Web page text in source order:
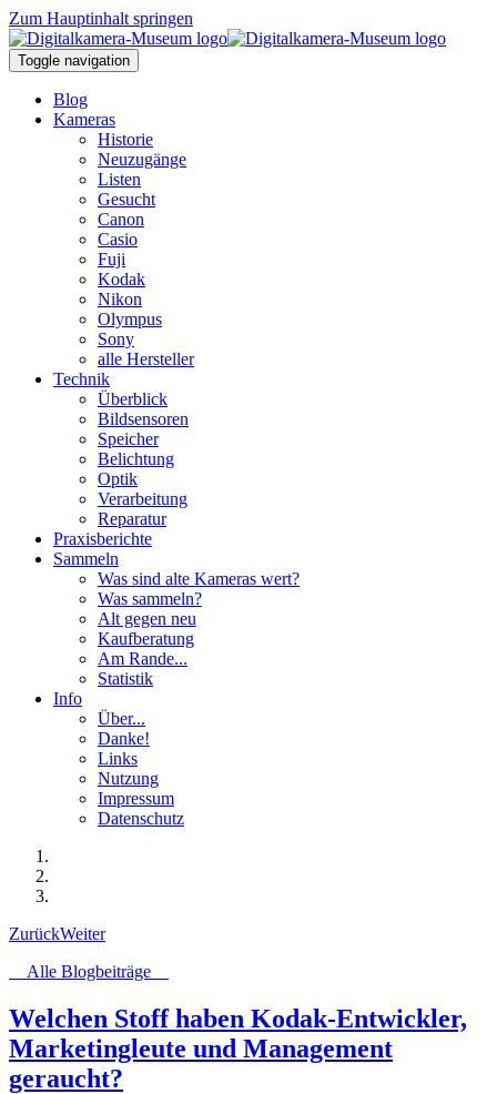
Zum Hauptinhalt springen
Toggle navigation
Blog
Kameras
Historie
Neuzugänge
Listen
Gesucht
Canon
Casio
Fuji
Kodak
Nikon
Olympus
Sony
alle Hersteller
Technik
Überblick
Bildsensoren
Speicher
Belichtung
Optik
Verarbeitung
Reparatur
Praxisberichte
Sammeln
Was sind alte Kameras wert?
Was sammeln?
Alt gegen neu
Kaufberatung
Am Rande...
Statistik
Info
Über...
Danke!
Links
Nutzung
Impressum
Datenschutz
ZurückWeiter
Alle Blogbeiträge
Welchen Stoff haben Kodak-Entwickler,
Marketingleute und Management
geraucht?